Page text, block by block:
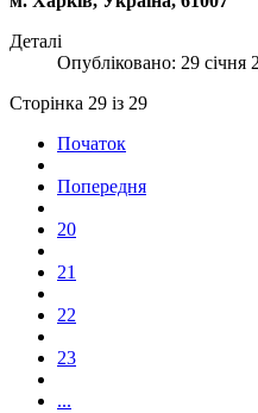
Деталі
Опубліковано: 29 січня
Сторінка 29 із 29
Початок
Попередня
20
21
22
23
...